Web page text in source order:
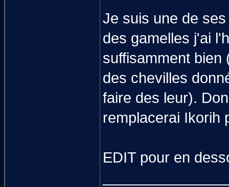
Je suis une de
des gamelles j'ai
suffisamment bien
des chevilles
faire des leur).
remplacerai Ikorih
EDIT pour en